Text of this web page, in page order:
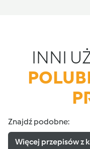
INNI
Znajdź podobne:
Więcej przepisów z